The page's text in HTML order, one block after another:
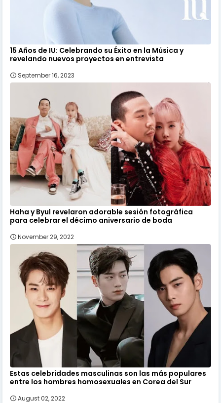
15 Años de IU: Celebrando su Éxito en la Música y
revelando nuevos proyectos en entrevista
September 16, 2023
Haha y Byul revelaron adorable sesión fotográfica
para celebrar el décimo aniversario de boda
November 29, 2022
Estas celebridades masculinas son las más populares
entre los hombres homosexuales en Corea del Sur
August 02, 2022